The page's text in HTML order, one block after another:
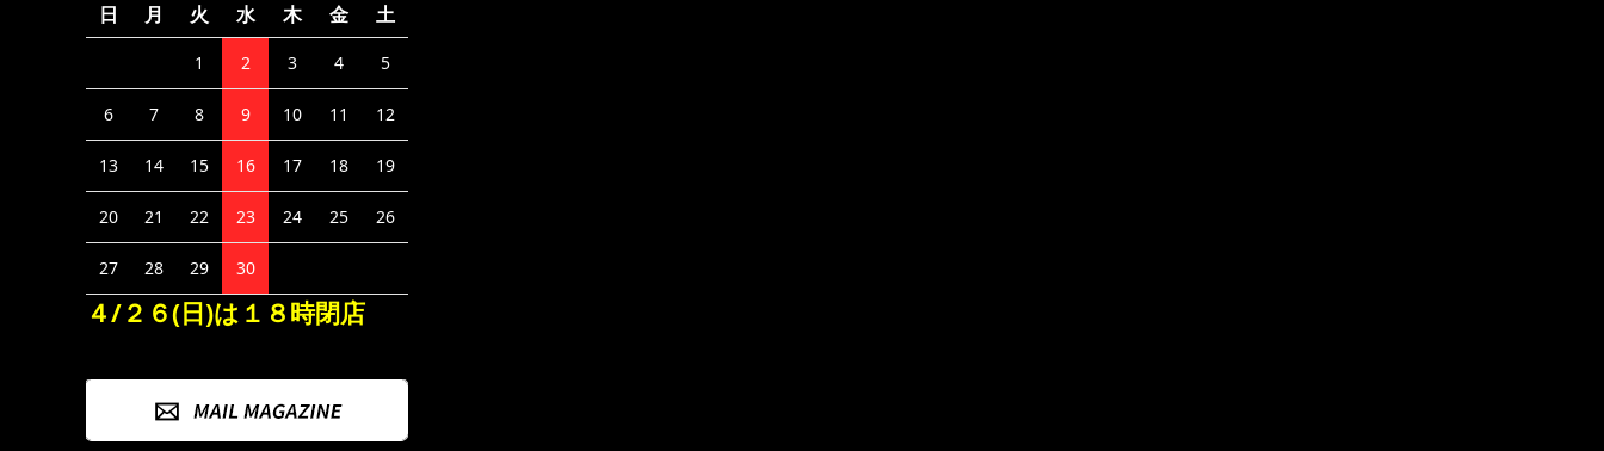
日
月 火 水 木 金 土
1 2 3 4 5
6 7 8 9 10 11 12
13 14 15 16 17 18 19
20 21 22 23 24 25 26
27 28 29 30
４/２６(日)は１８時閉店